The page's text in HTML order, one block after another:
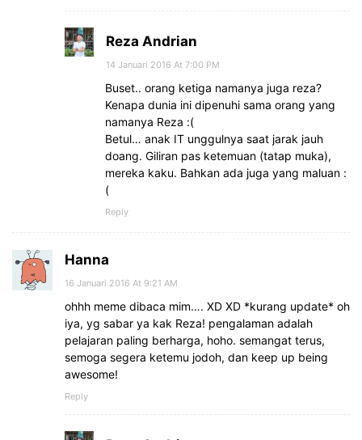
Reza Andrian
14 Januari 2016 At 7:00 PM
Buset.. orang ketiga namanya juga reza?
Kenapa dunia ini dipenuhi sama orang yang
namanya Reza :(
Betul… anak IT unggulnya saat jarak jauh
doang. Giliran pas ketemuan (tatap muka),
mereka kaku. Bahkan ada juga yang maluan :
(
Reply
Hanna
16 Januari 2016 At 9:21 AM
ohhh meme dibaca mim…. XD XD *kurang update* oh
iya, yg sabar ya kak Reza! pengalaman adalah
pelajaran paling berharga, hoho. semangat terus,
semoga segera ketemu jodoh, dan keep up being
awesome!
Reply